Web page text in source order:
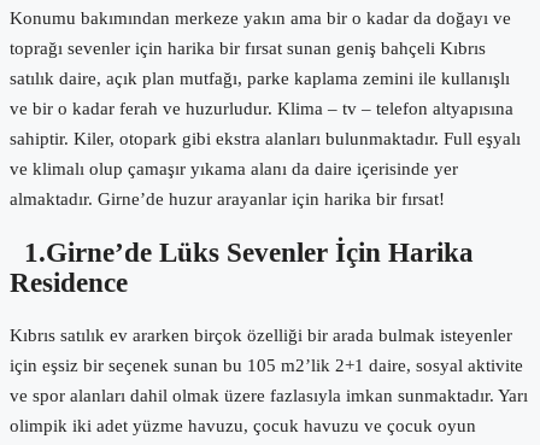
Konumu bakımından merkeze yakın ama bir o kadar da doğayı ve
toprağı sevenler için harika bir fırsat sunan geniş bahçeli Kıbrıs
satılık daire, açık plan mutfağı, parke kaplama zemini ile kullanışlı
ve bir o kadar ferah ve huzurludur. Klima – tv – telefon altyapısına
sahiptir. Kiler, otopark gibi ekstra alanları bulunmaktadır. Full eşyalı
ve klimalı olup çamaşır yıkama alanı da daire içerisinde yer
almaktadır. Girne’de huzur arayanlar için harika bir fırsat!
1.Girne’de Lüks Sevenler İçin Harika
Residence
Kıbrıs satılık ev ararken birçok özelliği bir arada bulmak isteyenler
için eşsiz bir seçenek sunan bu 105 m2’lik 2+1 daire, sosyal aktivite
ve spor alanları dahil olmak üzere fazlasıyla imkan sunmaktadır. Yarı
olimpik iki adet yüzme havuzu, çocuk havuzu ve çocuk oyun